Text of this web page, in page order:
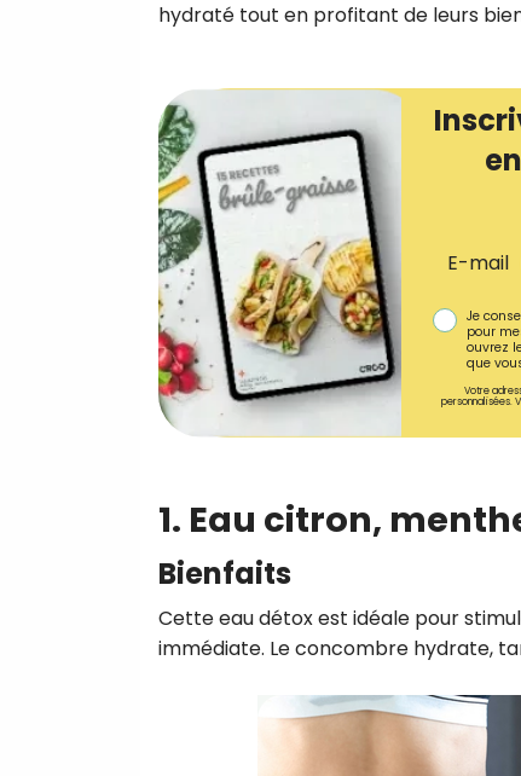
hydraté tout en profitant de leurs
E-mail
Je
pour
ouvrez
que
Votre
personnalisées.
1. Eau citron,
Bienfaits
Cette eau détox est idéale pour
immédiate. Le concombre hydrate,